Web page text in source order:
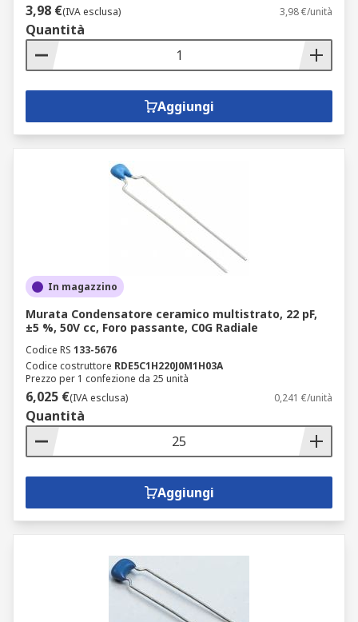
3,98 €(IVA esclusa) 3,98 €/unità
Quantità
Aggiungi
In magazzino
Murata Condensatore ceramico multistrato, 22 pF,
±5 %, 50V cc, Foro passante, C0G Radiale
Codice RS 133-5676
Codice costruttore RDE5C1H220J0M1H03A
Prezzo per 1 confezione da 25 unità
6,025 €(IVA esclusa) 0,241 €/unità
Quantità
Aggiungi